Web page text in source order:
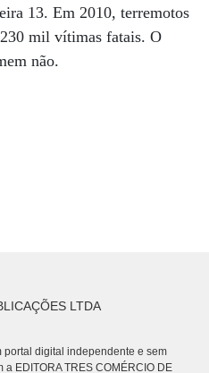
13. Em 2010, terremotos
mil vítimas fatais. O
não.
LTDA
portal digital independente e sem
EDITORA TRES COMÉRCIO DE